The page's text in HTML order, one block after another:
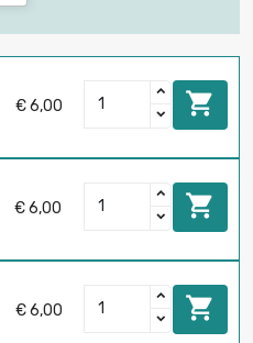
€ 6,00 
€ 6,00 
€ 6,00 